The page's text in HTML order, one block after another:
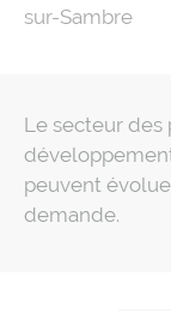
sur-Sambre
Le secteur des
peuvent
demande.